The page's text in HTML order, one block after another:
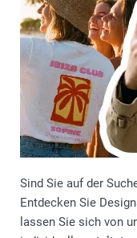
Sind Sie auf der
Entdecken Sie
lassen Sie sich von